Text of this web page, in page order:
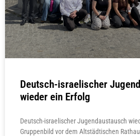
Deutsch-israelischer
wieder ein Erfolg
Deutsch-israelischer Jugendaustausch
Gruppenbild vor dem Altstädtischen